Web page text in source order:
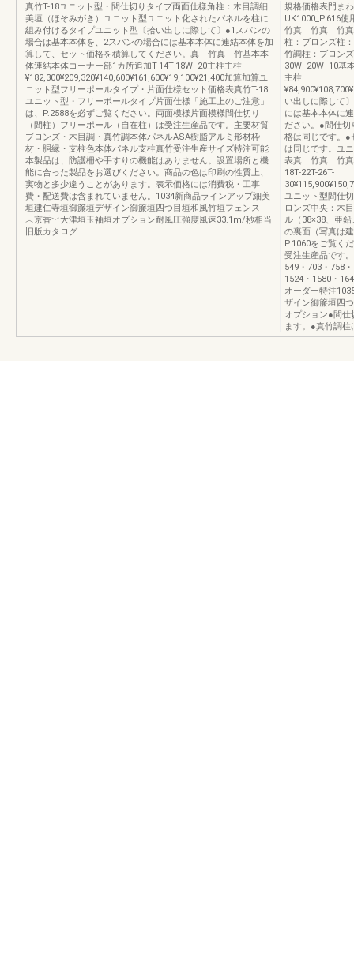
真竹T-18ユニット型・間仕切りタイプ両面仕様角柱：木目調細
美垣（ほそみがき）ユニット型ユニット化されたパネルを柱に
組み付けるタイプユニット型〔拾い出しに際して〕●1スパンの
場合は基本本体を、2スパンの場合には基本本体に連結本体を加
算して、セット価格を積算してください。真 竹真 竹基本本
体連結本体コーナー部1カ所追加T-14T-18W--20主柱主柱
¥182,300¥209,320¥140,600¥161,600¥19,100¥21,400加算加算ユ
ニット型フリーポールタイプ・片面仕様セット価格表真竹T-18
ユニット型・フリーポールタイプ片面仕様「施工上のご注意」
は、P.2588を必ずご覧ください。両面模様片面模様間仕切り
（間柱）フリーポール（自在柱）は受注生産品です。主要材質
ブロンズ・木目調・真竹調本体パネルASA樹脂アルミ形材枠
材・胴縁・支柱色本体パネル支柱真竹受注生産サイズ特注可能
本製品は、防護柵や手すりの機能はありません。設置場所と機
能に合った製品をお選びください。商品の色は印刷の性質上、
実物と多少違うことがあります。表示価格には消費税・工事
費・配送費は含まれていません。1034新商品ラインアップ細美
垣建仁寺垣御簾垣デザイン御簾垣四つ目垣和風竹垣フェンス
︿京香﹀大津垣玉袖垣オプション耐風圧強度風速33.1m/秒相当
旧版カタログ
規格価格表門ま
UK1000_P.616
竹真 竹真 竹真
柱：ブロンズ柱
竹調柱：ブロン
30W--20W--10基
主柱
い出しに際して
には基本本体に
ださい。●間仕切
格は同じです。●
は同じです。ユ
表真 竹真 竹
18T-22T-26T-
ユニット型間仕
ロンズ中央：木
ル（38×38、亜
の裏面（写真は
P.1060をご覧く
受注生産品です
549・703・758
1524・1580・
オーダー特注
ザイン御簾垣四
オプション●間仕
ます。●真竹調